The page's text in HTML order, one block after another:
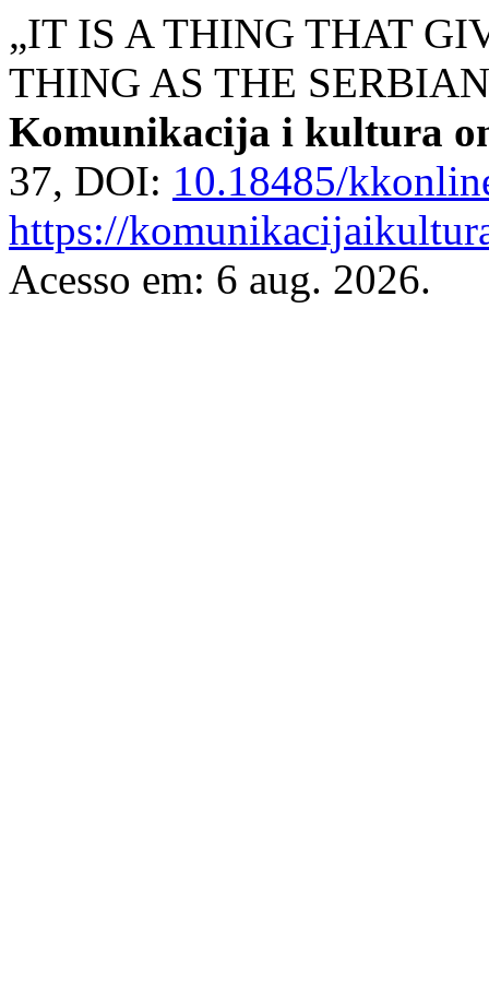
„IT IS A THING THAT
THING AS THE
Komunikacija i kultura
37, DOI: 10.18485/
https://
Acesso em: 6 aug. 2026.